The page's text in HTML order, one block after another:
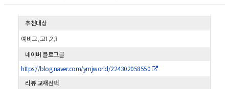
추천대상
예비고, 고1,2,3
네이버 블로그글
https://blog.naver.com/ymjworld/224302058550
리뷰 교재선택